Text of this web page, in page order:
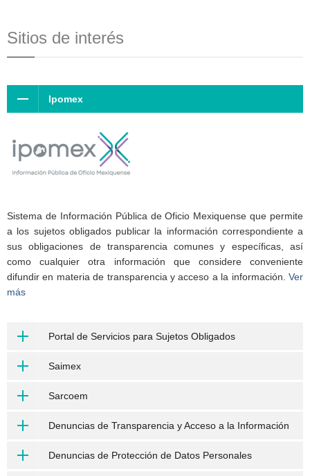
Sitios de interés
Ipomex
Sistema de Información Pública de Oficio Mexiquense que permite
a los sujetos obligados publicar la información correspondiente a
sus obligaciones de transparencia comunes y específicas, así
como cualquier otra información que considere conveniente
difundir en materia de transparencia y acceso a la información. Ver
más
Portal de Servicios para Sujetos Obligados
Saimex
Sarcoem
Denuncias de Transparencia y Acceso a la Información
Denuncias de Protección de Datos Personales